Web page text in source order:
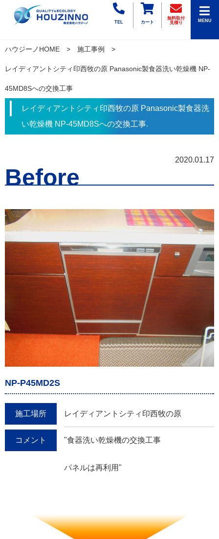
TEL カート
無料取付
見積り
MENU
ハウジーノHOME 施工事例
レイディアントシティ印西牧の原 Panasonic製食器洗い乾燥機 NP-
45MD8Sへの交換工事
レイディアントシティ印西牧の原 Panasonic製食器洗
い乾燥機 NP-45MD8Sへの交換工事.
2020.01.17
Before
NP-P45MD2S
施工場所 レイディアントシティ印西牧の原
コメント "食器洗い乾燥機の交換工事
パネルは再利用"